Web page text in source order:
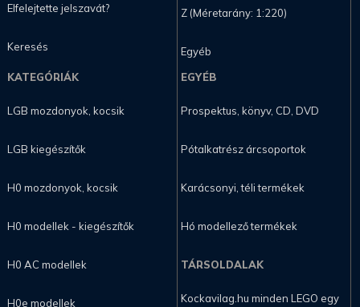
Elfelejtette jelszavát?
Keresés
Z (Méretarány: 1:220)
Egyéb
KATEGÓRIÁK
LGB mozdonyok, kocsik
LGB kiegészítők
H0 mozdonyok, kocsik
H0 modellek - kiegészítők
H0 AC modellek
H0e modellek
EGYÉB
Prospektus, könyv, CD, DVD
Pótalkatrész árcsoportok
Karácsonyi, téli termékek
Hó modellező termékek
TÁRSOLDALAK
Kockavilag.hu minden LEGO egy